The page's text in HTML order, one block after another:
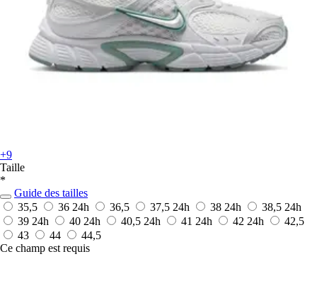
+9
Taille
*
Guide des tailles
35,5
36 24h 36,5 37,5 24h 38 24h 38,5 24h
39 24h 40 24h 40,5 24h 41 24h 42 24h
42,5
43
44
44,5
Ce champ est requis